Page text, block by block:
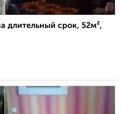
длительный срок, 52м²,